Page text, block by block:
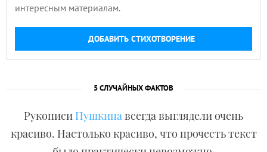
интересным материалам.
ДОБАВИТЬ СТИХОТВОРЕНИЕ
5 СЛУЧАЙНЫХ ФАКТОВ
Рукописи Пушкинавсегда выглядели очень
красиво. Настолько красиво, что прочесть текст